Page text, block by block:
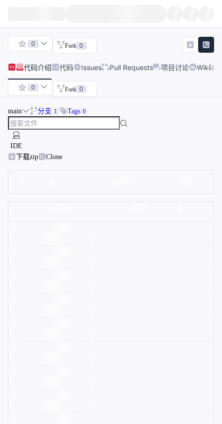
0 Fork 0
代码介绍 代码 Issues Pull Requests 项目讨论 Wiki
0 Fork 0
main 分支 1 Tags 0
IDE
下载zip
Clone